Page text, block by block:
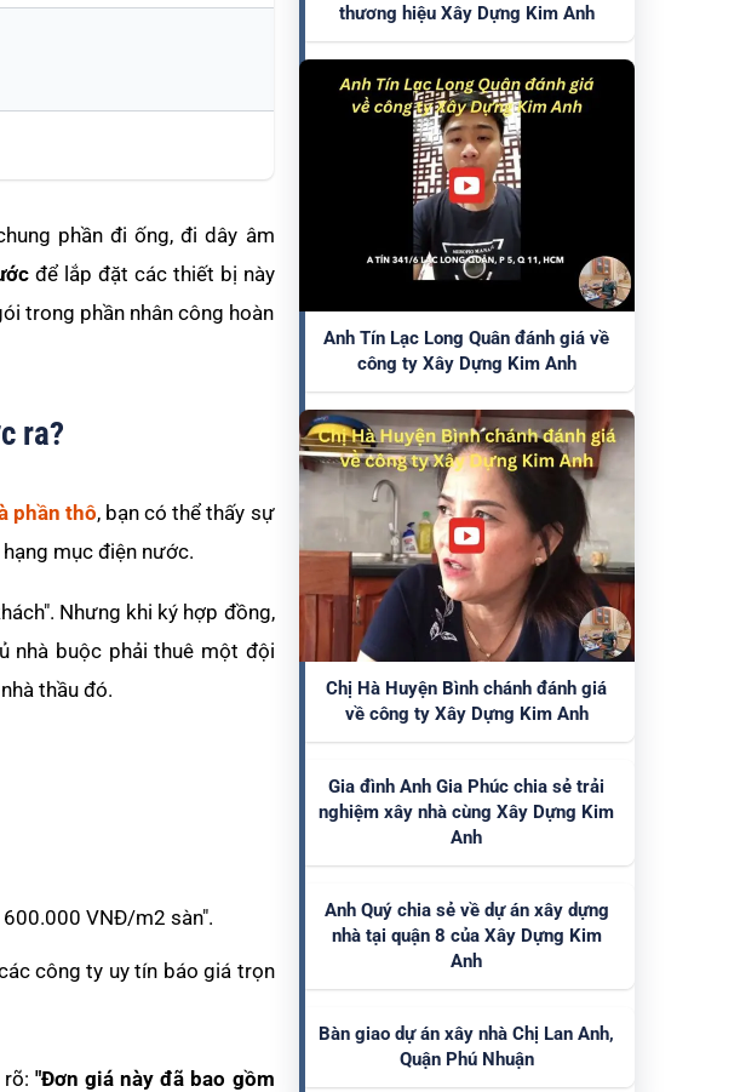
phần đi ống, đi dây âm
để lắp đặt các thiết bị này
trong phần nhân công hoàn
ra?
phần thô, bạn có thể thấy sự
mục điện nước.
Nhưng khi ký hợp đồng,
nhà buộc phải thuê một đội
thầu đó.
VNĐ/m2 sàn".
công ty uy tín báo giá trọn
rõ:"Đơn giá này đã bao gồm
thương hiệu Xây Dựng Kim Anh
Anh Tín Lạc Long Quân đánh giá về
công ty Xây Dựng Kim Anh
Chị Hà Huyện Bình chánh đánh giá
về công ty Xây Dựng Kim Anh
Gia đình Anh Gia Phúc chia sẻ trải
nghiệm xây nhà cùng Xây Dựng Kim
Anh
Anh Quý chia sẻ về dự án xây dựng
nhà tại quận 8 của Xây Dựng Kim
Anh
Bàn giao dự án xây nhà Chị Lan Anh,
Quận Phú Nhuận